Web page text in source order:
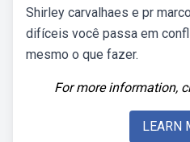
Shirley carvalhaes e pr
difíceis você passa em
mesmo o que fazer.
For more information,
LEARN